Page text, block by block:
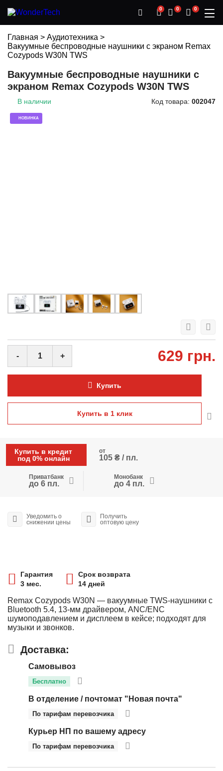
0 0 0
Главная > Аудиотехника >
Вакуумные беспроводные наушники с экраном Remax
Cozypods W30N TWS
Вакуумные беспроводные наушники с
экраном Remax Cozypods W30N TWS
В наличии Код товара: 002047
НОВИНКА
629 грн.
- +
Купить
Купить в 1 клик
Купить в кредит
под 0% онлайн
от
105 ₴ / пл.
Приватбанк
до 6 пл.
Монобанк
до 4 пл.
Уведомить о
снижении цены
Получить
оптовую цену
Гарантия
3 мес.
Срок возврата
14 дней
Remax Cozypods W30N — вакуумные TWS-наушники с
Bluetooth 5.4, 13-мм драйвером, ANC/ENC
шумоподавлением и дисплеем в кейсе; подходят для
музыки и звонков.
Доставка:
Самовывоз
Бесплатно
В отделение / почтомат "Новая почта"
По тарифам перевозчика
Курьер НП по вашему адресу
По тарифам перевозчика